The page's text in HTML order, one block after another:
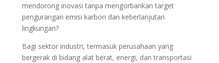
mendorong inovasi tanpa mengorbankan target
pengurangan emisi karbon dan keberlanjutan
lingkungan?
Bagi sektor industri, termasuk perusahaan yang
bergerak di bidang alat berat, energi, dan transportasi